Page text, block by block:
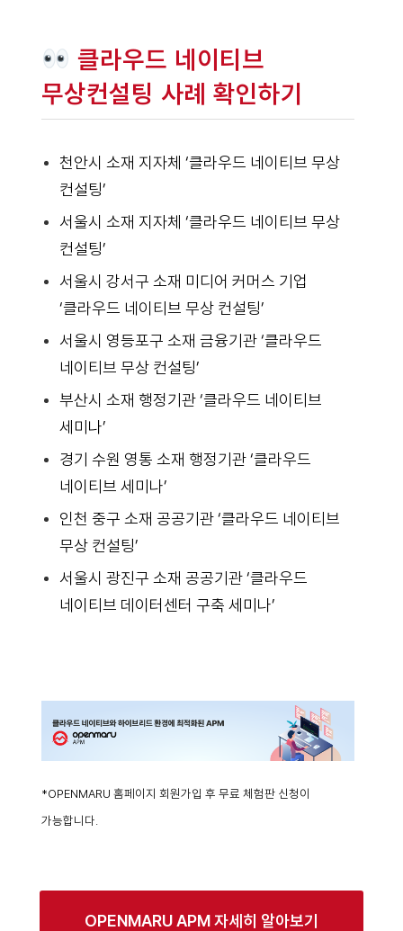
클라우드 네이티브
무상컨설팅 사례 확인하기
천안시 소재 지자체 ‘클라우드 네이티브 무상
컨설팅’
서울시 소재 지자체 ‘클라우드 네이티브 무상
컨설팅’
서울시 강서구 소재 미디어 커머스 기업
‘클라우드 네이티브 무상 컨설팅’
서울시 영등포구 소재 금융기관 ‘클라우드
네이티브 무상 컨설팅’
부산시 소재 행정기관 ‘클라우드 네이티브
세미나’
경기 수원 영통 소재 행정기관 ‘클라우드
네이티브 세미나’
인천 중구 소재 공공기관 ‘클라우드 네이티브
무상 컨설팅’
서울시 광진구 소재 공공기관 ‘클라우드
네이티브 데이터센터 구축 세미나’
*OPENMARU 홈페이지 회원가입 후 무료 체험판 신청이
가능합니다.
OPENMARU APM 자세히 알아보기